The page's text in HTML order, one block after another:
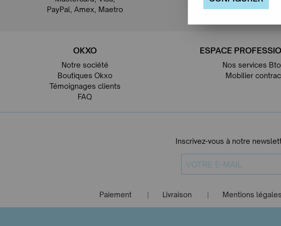
PayPal, Amex, Maetro
en stock
OKXO
Notre société
Boutiques Okxo
Témoignages clients
FAQ
ESPACE
Nos services
Mobilier
Inscrivez-vous à notre
Paiement Livraison Mentions légales